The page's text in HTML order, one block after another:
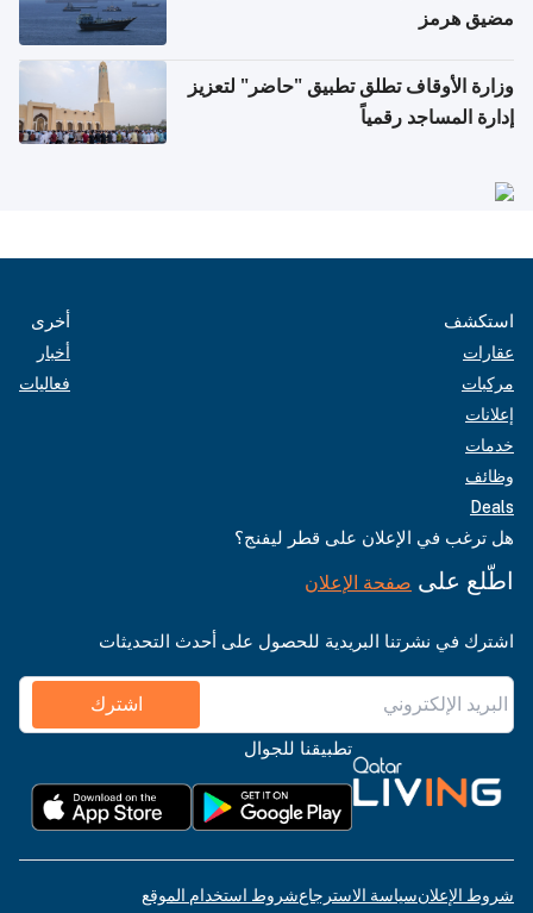
مضيق هرمز
وزارة الأوقاف تطلق تطبيق "حاضر" لتعزيز
إدارة المساجد رقمياً
استكشف
عقارات
مركبات
إعلانات
خدمات
وظائف
Deals
أخرى
أخبار
فعاليات
هل ترغب في الإعلان على قطر ليفنج؟
اطّلع على صفحة الإعلان
اشترك في نشرتنا البريدية للحصول على أحدث التحديثات
اشترك
تطبيقنا للجوال
شروط الإعلانسياسة الاسترجاعشروط استخدام الموقع